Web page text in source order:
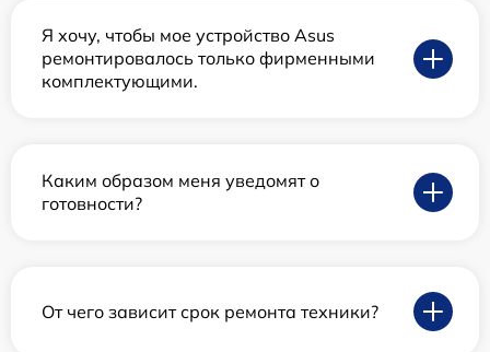
Я хочу, чтобы мое устройство Asus
ремонтировалось только фирменными
комплектующими.
Каким образом меня уведомят о
готовности?
От чего зависит срок ремонта техники?